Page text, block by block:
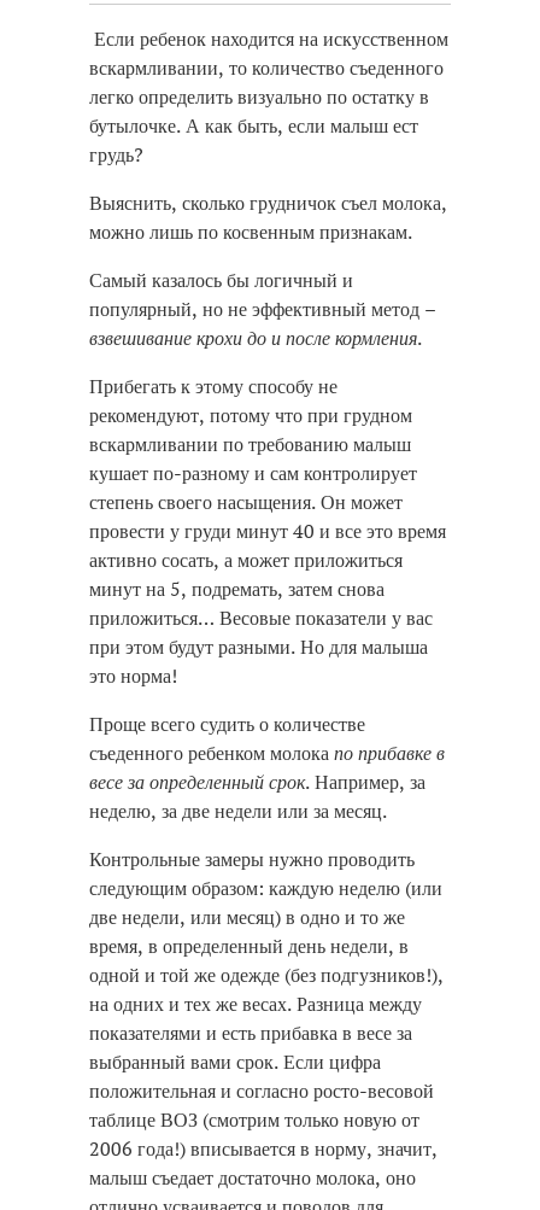
Если ребенок находится на искусственном
вскармливании, то количество съеденного
легко определить визуально по остатку в
бутылочке. А как быть, если малыш ест
грудь?
Выяснить, сколько грудничок съел молока,
можно лишь по косвенным признакам.
Самый казалось бы логичный и
популярный, но не эффективный метод –
взвешивание крохи до и после кормления.
Прибегать к этому способу не
рекомендуют, потому что при грудном
вскармливании по требованию малыш
кушает по-разному и сам контролирует
степень своего насыщения. Он может
провести у груди минут 40 и все это время
активно сосать, а может приложиться
минут на 5, подремать, затем снова
приложиться… Весовые показатели у вас
при этом будут разными. Но для малыша
это норма!
Проще всего судить о количестве
съеденного ребенком молокапо прибавке в
весе за определенный срок. Например, за
неделю, за две недели или за месяц.
Контрольные замеры нужно проводить
следующим образом: каждую неделю (или
две недели, или месяц) в одно и то же
время, в определенный день недели, в
одной и той же одежде (без подгузников!),
на одних и тех же весах. Разница между
показателями и есть прибавка в весе за
выбранный вами срок. Если цифра
положительная и согласно росто-весовой
таблице ВОЗ (смотрим только новую от
2006 года!) вписывается в норму, значит,
малыш съедает достаточно молока, оно